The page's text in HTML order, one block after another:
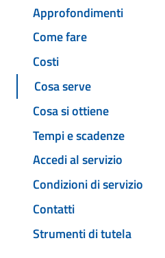
Approfondimenti
Come fare
Costi
Cosa serve
Cosa si ottiene
Tempi e scadenze
Accedi al servizio
Condizioni di servizio
Contatti
Strumenti di tutela